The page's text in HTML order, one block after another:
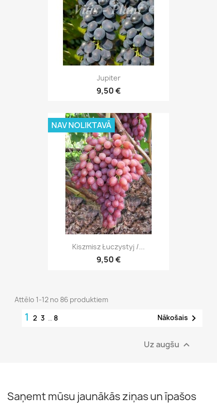
Jupiter
9,50 €
Kiszmisz Łuczystyj /...
9,50 €
NAV NOLIKTAVĀ
Attēlo 1-12 no 86 produktiem
1 2 3 … 8 Nākošais 
Uz augšu 
Saņemt mūsu jaunākās ziņas un īpašos